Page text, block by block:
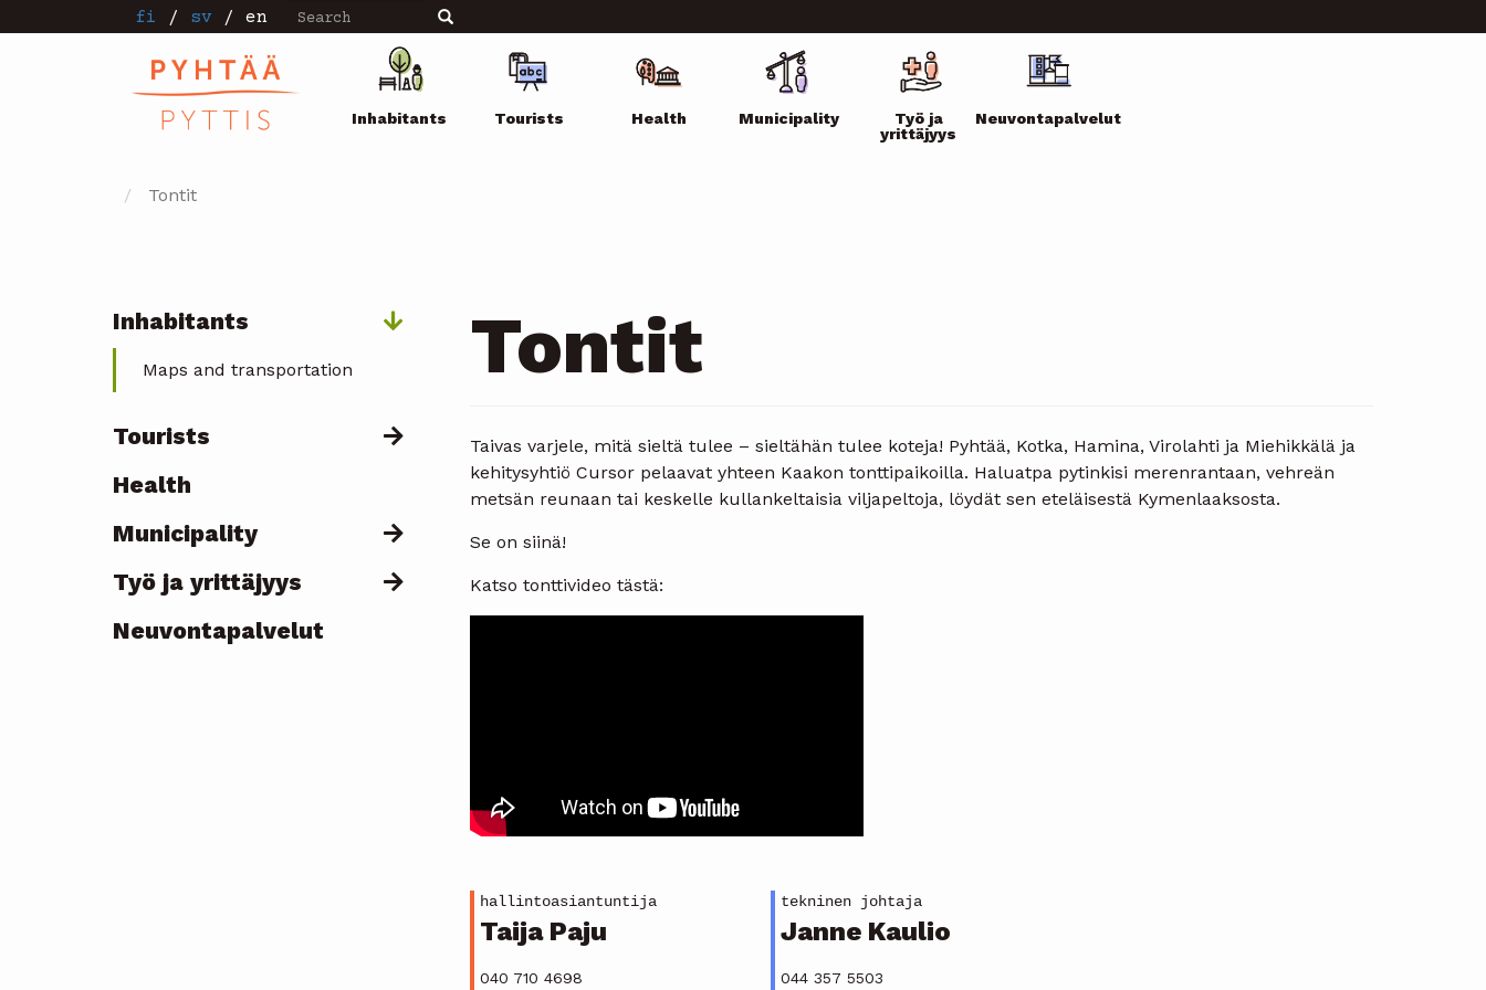
to
fi / sv / en Search Search
Päävalikko
Inhabitants Tourists Health Municipality
Työ ja
yrittäjyys
Neuvontapalvelut
Tontit
Päävalikko
Inhabitants
Maps and transportation
Tourists
Health
Municipality
Työ ja yrittäjyys
Neuvontapalvelut
Tontit
Taivas varjele, mitä sieltä tulee – sieltähän tulee koteja! Pyhtää, Kotka, Hamina, Virolahti ja Miehikkälä ja
kehitysyhtiö Cursor pelaavat yhteen Kaakon tonttipaikoilla. Haluatpa pytinkisi merenrantaan, vehreän
metsän reunaan tai keskelle kullankeltaisia viljapeltoja, löydät sen eteläisestä Kymenlaaksosta.
Se on siinä!
Katso tonttivideo tästä:
hallintoasiantuntija
Taija Paju
040 710 4698
tekninen johtaja
Janne Kaulio
044 357 5503